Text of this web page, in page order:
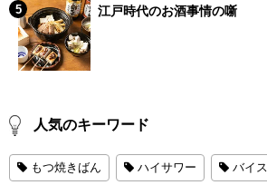
江戸時代のお酒事情の噺
人気のキーワード
もつ焼きばん ハイサワー バイ